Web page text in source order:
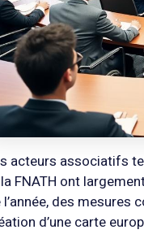
acteurs associatifs
FNATH ont
l’année, des mesures
d’une carte